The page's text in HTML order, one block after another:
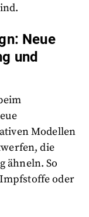
Neue
und
Modellen
die
ähneln. So
oder